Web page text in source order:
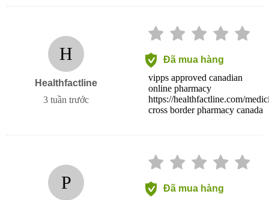
H
Healthfactline
3 tuần trước
Đã mua hàng
vipps approved canadian
online pharmacy
https://healthfactline.com/
cross border pharmacy canada
P
Đã mua hàng